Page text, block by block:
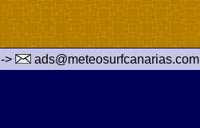
> ads@meteosurfcanarias.com